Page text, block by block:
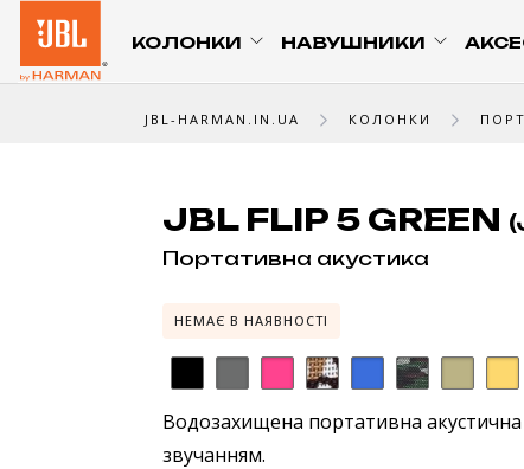
КОЛОНКИ НАВУШНИКИ
JBL-HARMAN.IN.UA КОЛОНКИ
JBL FLIP 5 GREEN
Портативна акустика
НЕМАЄ В НАЯВНОСТІ
Водозахищена портативна
звучанням.